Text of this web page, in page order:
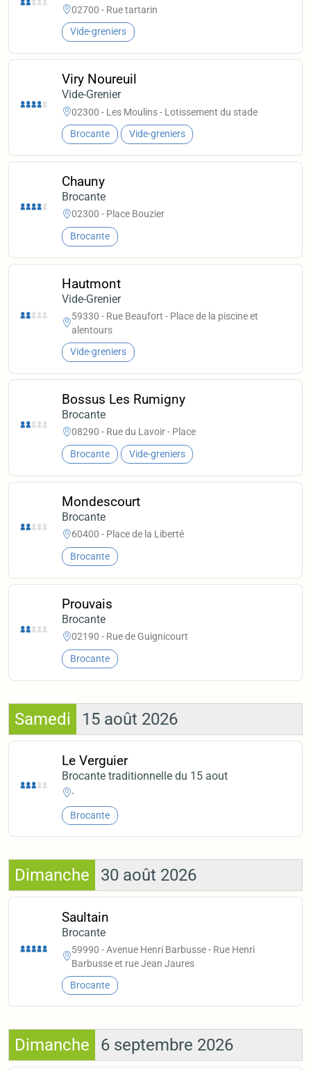
02700 - Rue tartarin
Vide-greniers
Viry Noureuil
Vide-Grenier
02300 - Les Moulins - Lotissement du stade
Brocante Vide-greniers
Chauny
Brocante
02300 - Place Bouzier
Brocante
Hautmont
Vide-Grenier
59330 - Rue Beaufort - Place de la piscine et
alentours
Vide-greniers
Bossus Les Rumigny
Brocante
08290 - Rue du Lavoir - Place
Brocante Vide-greniers
Mondescourt
Brocante
60400 - Place de la Liberté
Brocante
Prouvais
Brocante
02190 - Rue de Guignicourt
Brocante
Samedi 15 août 2026
Le Verguier
Brocante traditionnelle du 15 aout
-
Brocante
Dimanche 30 août 2026
Saultain
Brocante
59990 - Avenue Henri Barbusse - Rue Henri
Barbusse et rue Jean Jaures
Brocante
Dimanche 6 septembre 2026